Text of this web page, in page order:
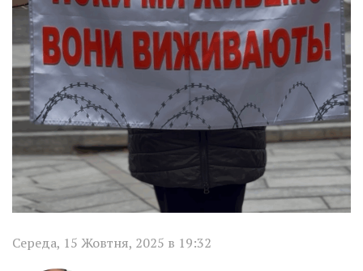
Середа, 15 Жовтня, 2025 в 19:32